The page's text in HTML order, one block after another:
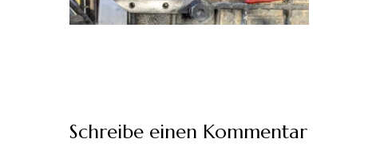
Schreibe einen Kommentar